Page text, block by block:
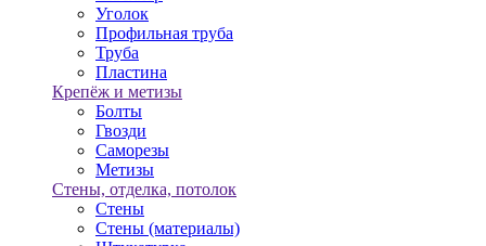
Уголок
Профильная труба
Труба
Пластина
Крепёж и метизы
Болты
Гвозди
Саморезы
Метизы
Стены, отделка, потолок
Стены
Стены (материалы)